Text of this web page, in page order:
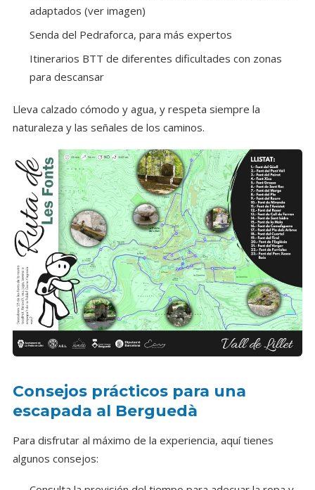
adaptados (ver imagen)
Senda del Pedraforca, para más expertos
Itinerarios BTT de diferentes dificultades con zonas
para descansar
Lleva calzado cómodo y agua, y respeta siempre la
naturaleza y las señales de los caminos.
Consejos prácticos para una
escapada al Berguedà
Para disfrutar al máximo de la experiencia, aquí tienes
algunos consejos: